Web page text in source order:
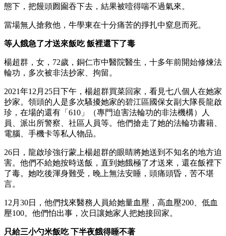
態下，把饅頭囫圇吞下去，結果被噎得喘不過氣來。
當場無人搶救他，牛學東在十分痛苦的掙扎中窒息而死。
等人餓急了才送來飯吃 飯裡還下了毒
楊超群，女，72歲，銅仁市中醫院醫生，十多年前開始修煉法
輪功，多次被非法抄家、拘留。
2021年12月25日下午，楊超群買菜回家，看見七八個人在她家
抄家。領頭的人是多次騷擾她家的碧江區國保女副大隊長龍啟
珍，在場的還有「610」（專門迫害法輪功的非法機構）人
員、派出所警察、社區人員等。他們搶走了她的法輪功書籍、
電腦、手機卡等私人物品。
26日，龍啟珍強行蒙上楊超群的眼睛將她送到不知名的地方迫
害。他們不給她按時送飯，直到她餓極了才送來，還在飯裡下
了毒。她吃後渾身難受，晚上無法安睡，頭痛頭昏，苦不堪
言。
12月30日，他們找來醫務人員給她量血壓，高血壓200、低血
壓100。他們怕出事，次日讓她家人把她接回家。
只給三小勺米飯吃 下半夜餓得睡不著